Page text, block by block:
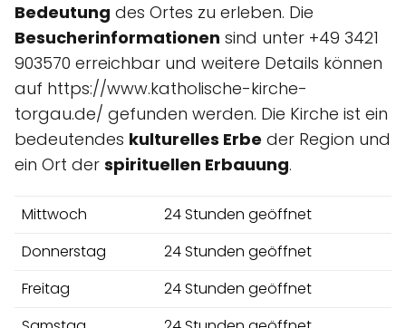
Bedeutung des Ortes zu erleben. Die
Besucherinformationen sind unter +49 3421
903570 erreichbar und weitere Details können
auf https://www.katholische-kirche-
torgau.de/ gefunden werden. Die Kirche ist ein
bedeutendes kulturelles Erbe der Region und
ein Ort der spirituellen Erbauung.
Mittwoch
24 Stunden geöffnet
Donnerstag
24 Stunden geöffnet
Freitag
24 Stunden geöffnet